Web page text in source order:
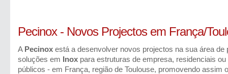
Pecinox - Novos Projectos em França/
A Pecinox está a desenvolver novos projectos na sua área de
soluções em Inox para estruturas de empresa, residenciais
públicos - em França, região de Toulouse, promovendo assim